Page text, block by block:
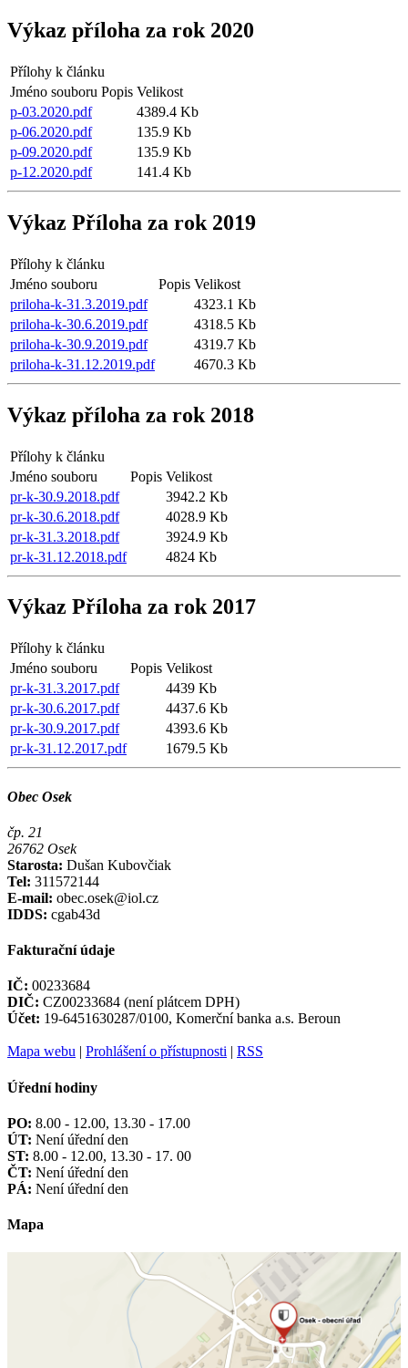
Výkaz příloha za rok 2020
Přílohy k článku
Jméno souboru Popis Velikost
p-03.2020.pdf
4389.4 Kb
p-06.2020.pdf
135.9 Kb
p-09.2020.pdf
135.9 Kb
p-12.2020.pdf
141.4 Kb
Výkaz Příloha za rok 2019
Přílohy k článku
Jméno souboru
Popis Velikost
priloha-k-31.3.2019.pdf
4323.1 Kb
priloha-k-30.6.2019.pdf
4318.5 Kb
priloha-k-30.9.2019.pdf
4319.7 Kb
priloha-k-31.12.2019.pdf
4670.3 Kb
Výkaz příloha za rok 2018
Přílohy k článku
Jméno souboru
Popis Velikost
pr-k-30.9.2018.pdf
3942.2 Kb
pr-k-30.6.2018.pdf
4028.9 Kb
pr-k-31.3.2018.pdf
3924.9 Kb
pr-k-31.12.2018.pdf
4824 Kb
Výkaz Příloha za rok 2017
Přílohy k článku
Jméno souboru
Popis Velikost
pr-k-31.3.2017.pdf
4439 Kb
pr-k-30.6.2017.pdf
4437.6 Kb
pr-k-30.9.2017.pdf
4393.6 Kb
pr-k-31.12.2017.pdf
1679.5 Kb
Obec Osek
čp. 21
26762 Osek
Starosta: Dušan Kubovčiak
Tel: 311572144
E-mail: obec.osek@iol.cz
IDDS: cgab43d
Fakturační údaje
IČ: 00233684
DIČ: CZ00233684 (není plátcem DPH)
Účet: 19-6451630287/0100, Komerční banka a.s. Beroun
Mapa webu | Prohlášení o přístupnosti | RSS
Úřední hodiny
PO: 8.00 - 12.00, 13.30 - 17.00
ÚT: Není úřední den
ST: 8.00 - 12.00, 13.30 - 17. 00
ČT: Není úřední den
PÁ: Není úřední den
Mapa